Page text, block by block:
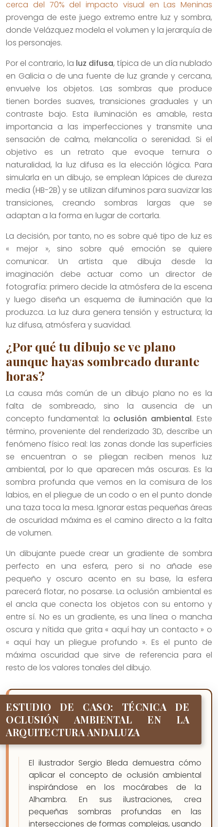
cerca del 70% del impacto visual en Las Meninas
provenga de este juego extremo entre luz y sombra,
donde Velázquez modela el volumen y la jerarquía de
los personajes.
Por el contrario, la luz difusa, típica de un día nublado
en Galicia o de una fuente de luz grande y cercana,
envuelve los objetos. Las sombras que produce
tienen bordes suaves, transiciones graduales y un
contraste bajo. Esta iluminación es amable, resta
importancia a las imperfecciones y transmite una
sensación de calma, melancolía o serenidad. Si el
objetivo es un retrato que evoque ternura o
naturalidad, la luz difusa es la elección lógica. Para
simularla en un dibujo, se emplean lápices de dureza
media (HB-2B) y se utilizan difuminos para suavizar las
transiciones, creando sombras largas que se
adaptan a la forma en lugar de cortarla.
La decisión, por tanto, no es sobre qué tipo de luz es
« mejor », sino sobre qué emoción se quiere
comunicar. Un artista que dibuja desde la
imaginación debe actuar como un director de
fotografía: primero decide la atmósfera de la escena
y luego diseña un esquema de iluminación que la
produzca. La luz dura genera tensión y estructura; la
luz difusa, atmósfera y suavidad.
¿Por qué tu dibujo se ve plano
aunque hayas sombreado durante
horas?
La causa más común de un dibujo plano no es la
falta de sombreado, sino la ausencia de un
concepto fundamental: la oclusión ambiental. Este
término, proveniente del renderizado 3D, describe un
fenómeno físico real: las zonas donde las superficies
se encuentran o se pliegan reciben menos luz
ambiental, por lo que aparecen más oscuras. Es la
sombra profunda que vemos en la comisura de los
labios, en el pliegue de un codo o en el punto donde
una taza toca la mesa. Ignorar estas pequeñas áreas
de oscuridad máxima es el camino directo a la falta
de volumen.
Un dibujante puede crear un gradiente de sombra
perfecto en una esfera, pero si no añade ese
pequeño y oscuro acento en su base, la esfera
parecerá flotar, no posarse. La oclusión ambiental es
el ancla que conecta los objetos con su entorno y
entre sí. No es un gradiente, es una línea o mancha
oscura y nítida que grita « aquí hay un contacto » o
« aquí hay un pliegue profundo ». Es el punto de
máxima oscuridad que sirve de referencia para el
resto de los valores tonales del dibujo.
ESTUDIO DE CASO: TÉCNICA DE
OCLUSIÓN AMBIENTAL EN LA
ARQUITECTURA ANDALUZA
El ilustrador Sergio Bleda demuestra cómo
aplicar el concepto de oclusión ambiental
inspirándose en los mocárabes de la
Alhambra. En sus ilustraciones, crea
pequeñas sombras profundas en las
intersecciones de formas complejas, usando